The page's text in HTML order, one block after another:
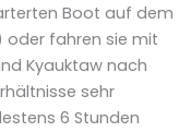
Boot auf dem
oder fahren sie mit
Kyauktaw nach
sehr
6 Stunden